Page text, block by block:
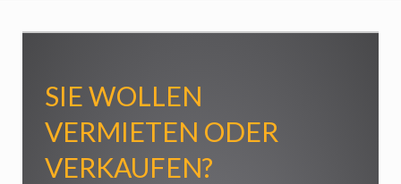
SIE WOLLEN
VERMIETEN ODER
VERKAUFEN?